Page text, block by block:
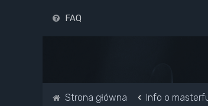
FAQ
Strona główna Info o